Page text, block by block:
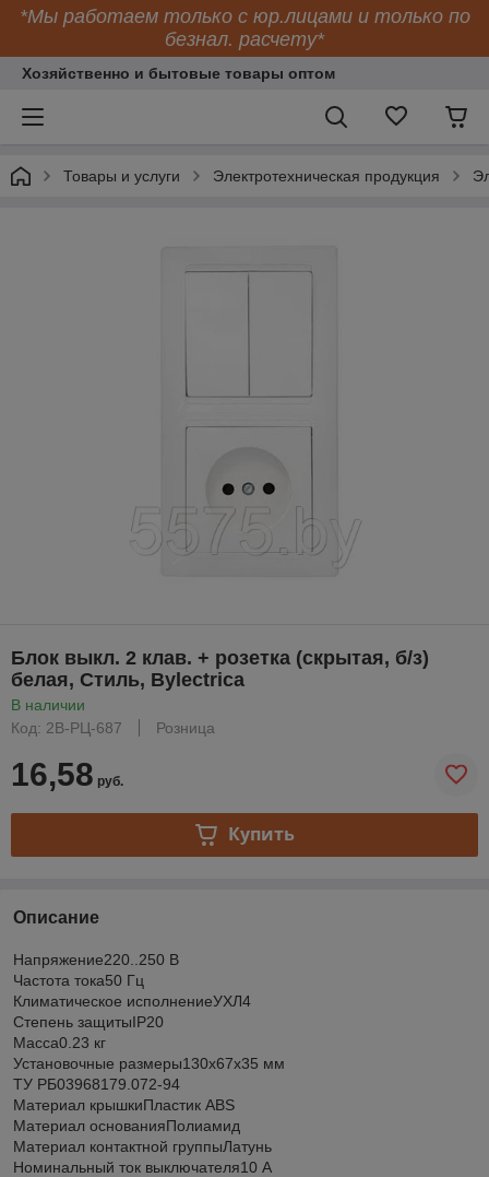
*Мы работаем только с юр.лицами и только по
безнал. расчету*
Хозяйственно и бытовые товары оптом
Товары и услуги Электротехническая продукция
Блок выкл. 2 клав. + розетка (скрытая, б/з)
белая, Стиль, Bylectrica
В наличии
Код: 2В-РЦ-687
Розница
16,58 руб.
Купить
Описание
Напряжение220..250 В
Частота тока50 Гц
Климатическое исполнениеУХЛ4
Степень защитыIP20
Масса0.23 кг
Установочные размеры130х67х35 мм
ТУ РБ03968179.072-94
Материал крышкиПластик ABS
Материал основанияПолиамид
Материал контактной группыЛатунь
Номинальный ток выключателя10 А